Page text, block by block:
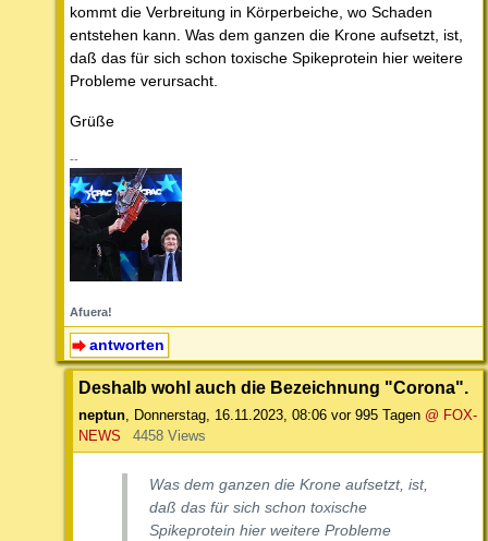
kommt die Verbreitung in Körperbeiche, wo Schaden
entstehen kann. Was dem ganzen die Krone aufsetzt, ist,
daß das für sich schon toxische Spikeprotein hier weitere
Probleme verursacht.
Grüße
--
Afuera!
antworten
Deshalb wohl auch die Bezeichnung "Corona".
neptun, Donnerstag, 16.11.2023, 08:06 vor 995 Tagen @ FOX-
NEWS
4458 Views
Was dem ganzen die Krone aufsetzt, ist,
daß das für sich schon toxische
Spikeprotein hier weitere Probleme